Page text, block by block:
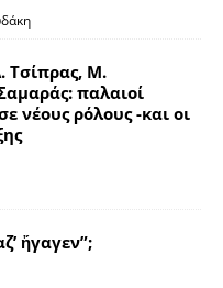
Τσίπρας, Μ.
παλαιοί
νέους ρόλους -και οι
ἤγαγεν”;